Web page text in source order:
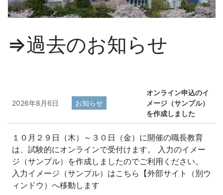
⇒過去のお知らせ
2026年8月6日 お知らせ
オンライン申込のイ
メージ（サンプル）
を作成しました
１０月２９日（木）～３０日（金）に開催の職長教育
は、試験的にオンラインで受付けます。 入力のイメー
ジ（サンプル）を作成しましたのでご利用ください。
入力イメージ（サンプル）はこちら【外部サイト（別ウ
ィンドウ）へ移動します